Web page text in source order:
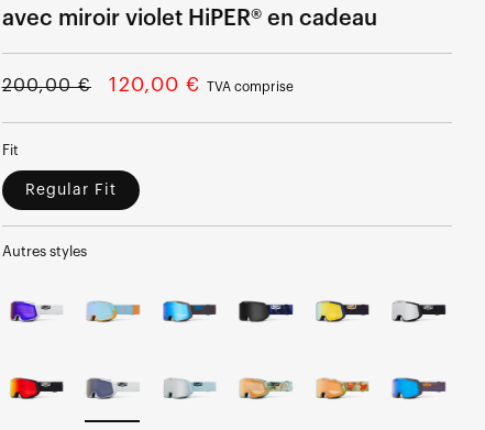
avec miroir violet HiPER® en cadeau
Prix
200,00 €
Prix
120,00 € TVA comprise
Fit
Regular Fit
Autres styles